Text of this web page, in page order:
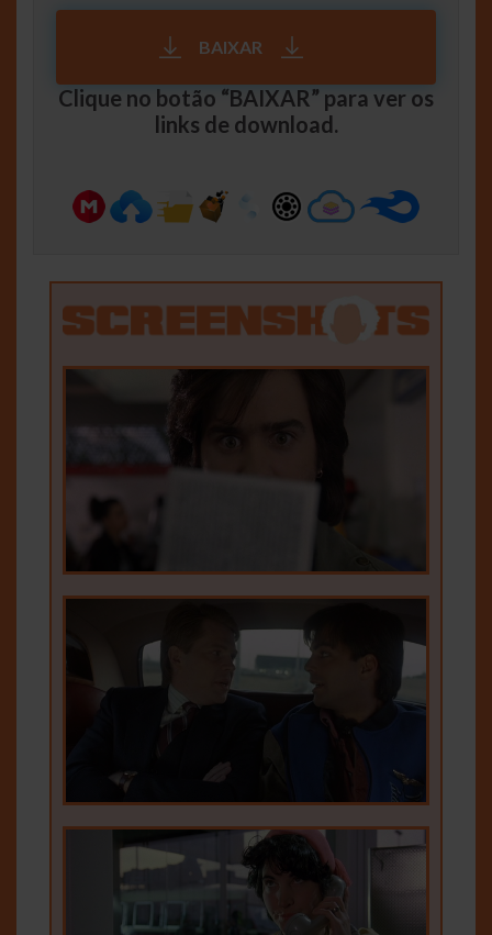
BAIXAR
Clique no botão “BAIXAR” para ver os
links de download.